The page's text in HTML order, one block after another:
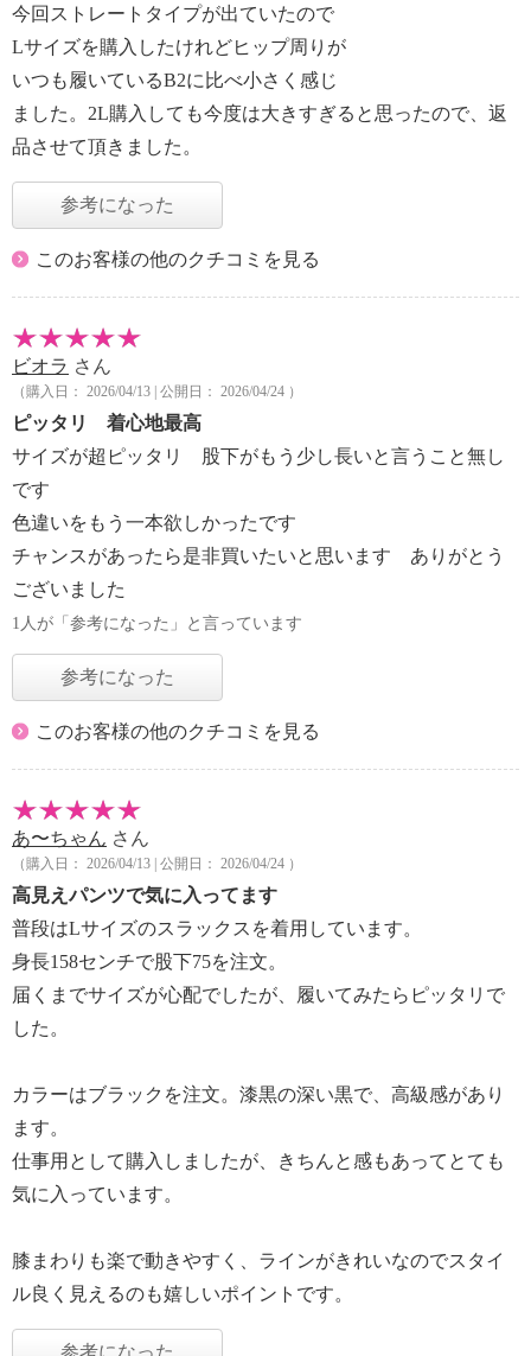
今回ストレートタイプが出ていたので
Lサイズを購入したけれどヒップ周りが
いつも履いているB2に比べ小さく感じ
ました。2L購入しても今度は大きすぎると思ったので、返
品させて頂きました。
参考になった
このお客様の他のクチコミを見る
ビオラ さん
（購入日： 2026/04/13 | 公開日： 2026/04/24 ）
ピッタリ 着心地最高
サイズが超ピッタリ 股下がもう少し長いと言うこと無し
です
色違いをもう一本欲しかったです
チャンスがあったら是非買いたいと思います ありがとう
ございました
1人が「参考になった」と言っています
参考になった
このお客様の他のクチコミを見る
あ〜ちゃん さん
（購入日： 2026/04/13 | 公開日： 2026/04/24 ）
高見えパンツで気に入ってます
普段はLサイズのスラックスを着用しています。
身長158センチで股下75を注文。
届くまでサイズが心配でしたが、履いてみたらピッタリで
した。
カラーはブラックを注文。漆黒の深い黒で、高級感があり
ます。
仕事用として購入しましたが、きちんと感もあってとても
気に入っています。
膝まわりも楽で動きやすく、ラインがきれいなのでスタイ
ル良く見えるのも嬉しいポイントです。
参考になった